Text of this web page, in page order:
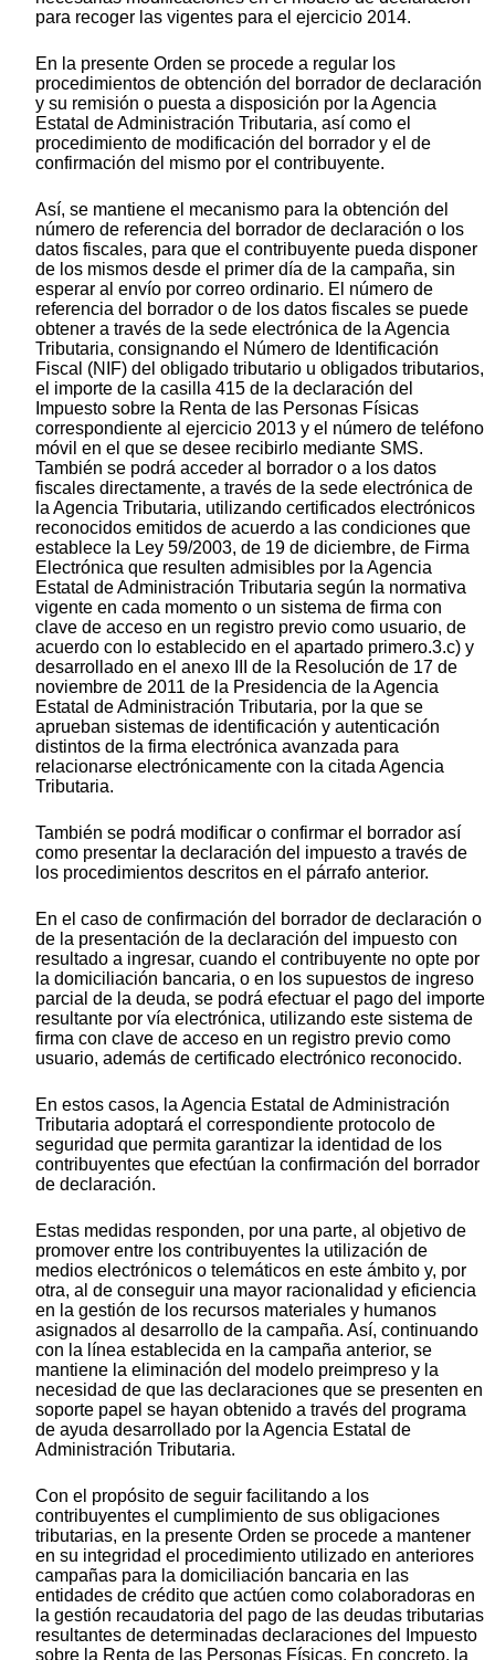
para recoger las vigentes para el ejercicio 2014.
En la presente Orden se procede a regular los
procedimientos de obtención del borrador de declaración
y su remisión o puesta a disposición por la Agencia
Estatal de Administración Tributaria, así como el
procedimiento de modificación del borrador y el de
confirmación del mismo por el contribuyente.
Así, se mantiene el mecanismo para la obtención del
número de referencia del borrador de declaración o los
datos fiscales, para que el contribuyente pueda disponer
de los mismos desde el primer día de la campaña, sin
esperar al envío por correo ordinario. El número de
referencia del borrador o de los datos fiscales se puede
obtener a través de la sede electrónica de la Agencia
Tributaria, consignando el Número de Identificación
Fiscal (NIF) del obligado tributario u obligados tributarios,
el importe de la casilla 415 de la declaración del
Impuesto sobre la Renta de las Personas Físicas
correspondiente al ejercicio 2013 y el número de teléfono
móvil en el que se desee recibirlo mediante SMS.
También se podrá acceder al borrador o a los datos
fiscales directamente, a través de la sede electrónica de
la Agencia Tributaria, utilizando certificados electrónicos
reconocidos emitidos de acuerdo a las condiciones que
establece la Ley 59/2003, de 19 de diciembre, de Firma
Electrónica que resulten admisibles por la Agencia
Estatal de Administración Tributaria según la normativa
vigente en cada momento o un sistema de firma con
clave de acceso en un registro previo como usuario, de
acuerdo con lo establecido en el apartado primero.3.c) y
desarrollado en el anexo III de la Resolución de 17 de
noviembre de 2011 de la Presidencia de la Agencia
Estatal de Administración Tributaria, por la que se
aprueban sistemas de identificación y autenticación
distintos de la firma electrónica avanzada para
relacionarse electrónicamente con la citada Agencia
Tributaria.
También se podrá modificar o confirmar el borrador así
como presentar la declaración del impuesto a través de
los procedimientos descritos en el párrafo anterior.
En el caso de confirmación del borrador de declaración o
de la presentación de la declaración del impuesto con
resultado a ingresar, cuando el contribuyente no opte por
la domiciliación bancaria, o en los supuestos de ingreso
parcial de la deuda, se podrá efectuar el pago del importe
resultante por vía electrónica, utilizando este sistema de
firma con clave de acceso en un registro previo como
usuario, además de certificado electrónico reconocido.
En estos casos, la Agencia Estatal de Administración
Tributaria adoptará el correspondiente protocolo de
seguridad que permita garantizar la identidad de los
contribuyentes que efectúan la confirmación del borrador
de declaración.
Estas medidas responden, por una parte, al objetivo de
promover entre los contribuyentes la utilización de
medios electrónicos o telemáticos en este ámbito y, por
otra, al de conseguir una mayor racionalidad y eficiencia
en la gestión de los recursos materiales y humanos
asignados al desarrollo de la campaña. Así, continuando
con la línea establecida en la campaña anterior, se
mantiene la eliminación del modelo preimpreso y la
necesidad de que las declaraciones que se presenten en
soporte papel se hayan obtenido a través del programa
de ayuda desarrollado por la Agencia Estatal de
Administración Tributaria.
Con el propósito de seguir facilitando a los
contribuyentes el cumplimiento de sus obligaciones
tributarias, en la presente Orden se procede a mantener
en su integridad el procedimiento utilizado en anteriores
campañas para la domiciliación bancaria en las
entidades de crédito que actúen como colaboradoras en
la gestión recaudatoria del pago de las deudas tributarias
resultantes de determinadas declaraciones del Impuesto
sobre la Renta de las Personas Físicas. En concreto, la